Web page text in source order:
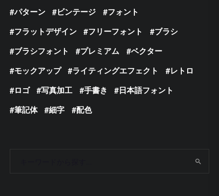
パターン
ビンテージ
フォント
フラットデザイン
フリーフォント
ブラシ
ブラシフォント
プレミアム
ベクター
モックアップ
ライティングエフェクト
レトロ
ロゴ
写真加工 手書き
日本語フォント
筆記体
細字 配色